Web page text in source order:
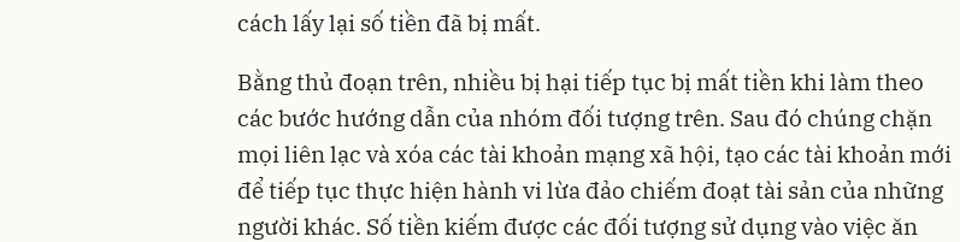
cách lấy lại số tiền đã bị mất.
Bằng thủ đoạn trên, nhiều bị hại tiếp tục bị mất tiền khi làm theo
các bước hướng dẫn của nhóm đối tượng trên. Sau đó chúng chặn
mọi liên lạc và xóa các tài khoản mạng xã hội, tạo các tài khoản mới
để tiếp tục thực hiện hành vi lừa đảo chiếm đoạt tài sản của những
người khác. Số tiền kiếm được các đối tượng sử dụng vào việc ăn